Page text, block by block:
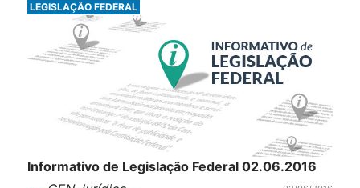
LEGISLAÇÃO FEDERAL
Informativo de Legislação Federal 02.06.2016